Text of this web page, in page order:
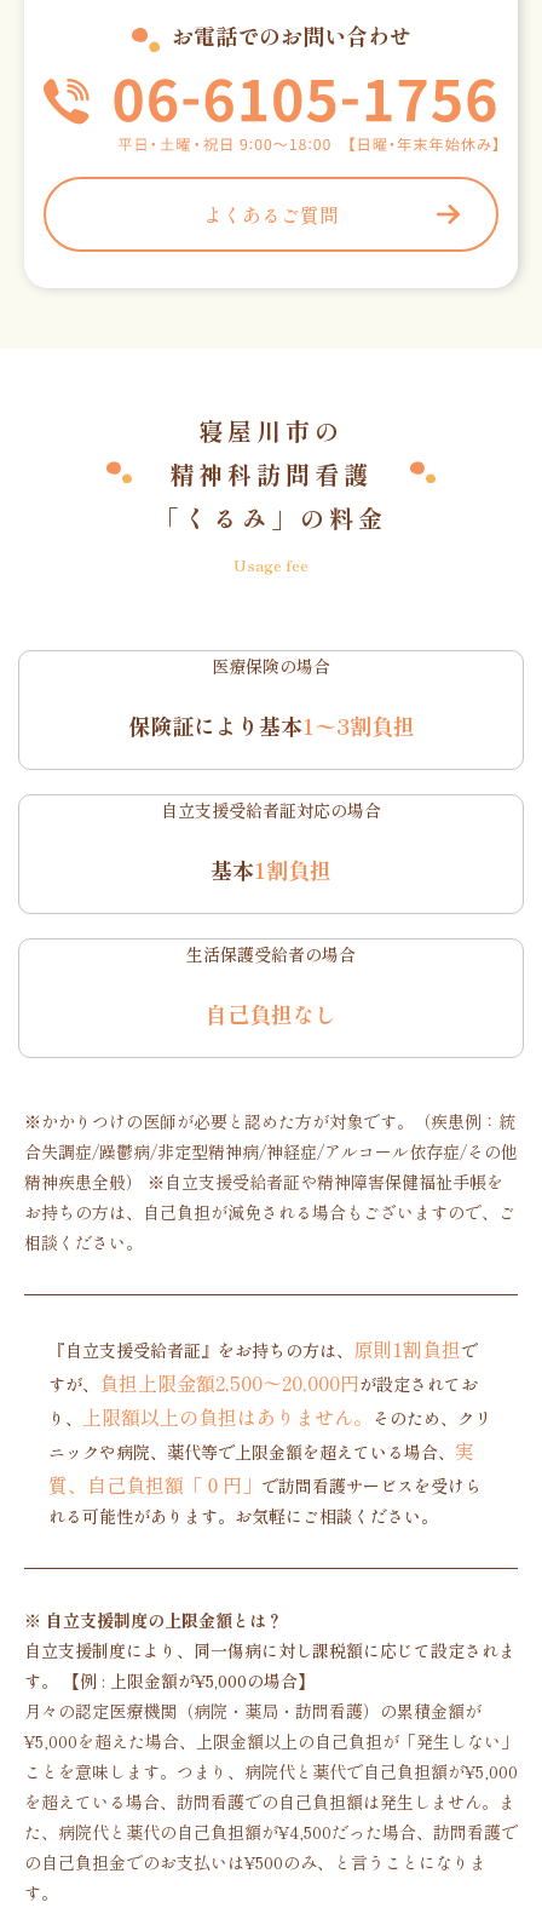
お電話でのお問い合わせ
よくあるご質問
寝屋川市の
精神科訪問看護
「くるみ」の料金
Usage fee
医療保険の場合
保険証により基本1〜3割負担
自立支援受給者証対応の場合
基本1割負担
生活保護受給者の場合
自己負担なし
※かかりつけの医師が必要と認めた方が対象です。（疾患例：統
合失調症/躁鬱病/非定型精神病/神経症/アルコール依存症/その他
精神疾患全般） ※自立支援受給者証や精神障害保健福祉手帳を
お持ちの方は、自己負担が減免される場合もございますので、ご
相談ください。
『自立支援受給者証』をお持ちの方は、 原則1割負担で
すが、 負担上限金額2,500〜20,000円が設定されてお
り、
上限額以上の負担はありません。 そのため、クリ
ニックや病院、薬代等で上限金額を超えている場合、 実
質、自己負担額「０円」 で訪問看護サービスを受けら
れる可能性があります。お気軽にご相談ください。
※ 自立支援制度の上限金額とは？
自立支援制度により、同一傷病に対し課税額に応じて設定されま
す。 【例 : 上限金額が¥5,000の場合】
月々の認定医療機関（病院・薬局・訪問看護）の累積金額が
¥5,000を超えた場合、上限金額以上の自己負担が「発生しない」
ことを意味します。つまり、病院代と薬代で自己負担額が¥5,000
を超えている場合、訪問看護での自己負担額は発生しません。ま
た、病院代と薬代の自己負担額が¥4,500だった場合、訪問看護で
の自己負担金でのお支払いは¥500のみ、と言うことになりま
す。